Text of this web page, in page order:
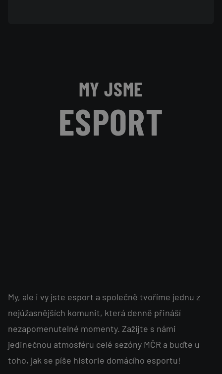
MY JSME
ESPORT
My, ale i vy jste esport a společně tvoříme jednu z
nejúžasnějších komunit, která denně přináší
nezapomenutelné momenty. Zažijte s námi
jedinečnou atmosféru celé sezóny MČR a buďte u
toho, jak se píše historie domácího esportu!